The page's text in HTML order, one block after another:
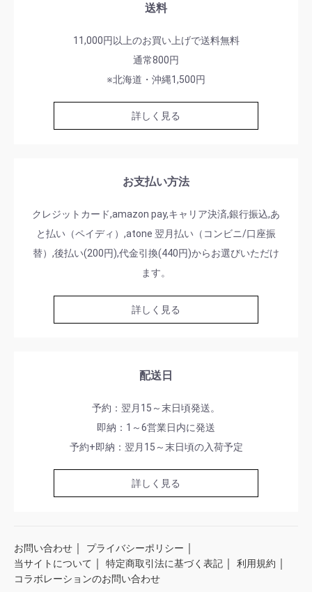
送料
11,000円以上のお買い上げで送料無料
通常800円
※北海道・沖縄1,500円
詳しく見る
お支払い方法
クレジットカード,amazon pay,キャリア決済,銀行振込,あ
と払い（ペイディ）,atone 翌月払い（コンビニ/口座振
替）,後払い(200円),代金引換(440円)からお選びいただけ
ます。
詳しく見る
配送日
予約：翌月15～末日頃発送。
即納：1～6営業日内に発送
予約+即納：翌月15～末日頃の入荷予定
詳しく見る
お問い合わせ ｜ プライバシーポリシー ｜
当サイトについて ｜ 特定商取引法に基づく表記 ｜ 利用規約 ｜
コラボレーションのお問い合わせ